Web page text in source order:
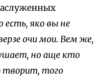
есть, яко вы не
очи мои. Вем же,
но аще кто
творит, того